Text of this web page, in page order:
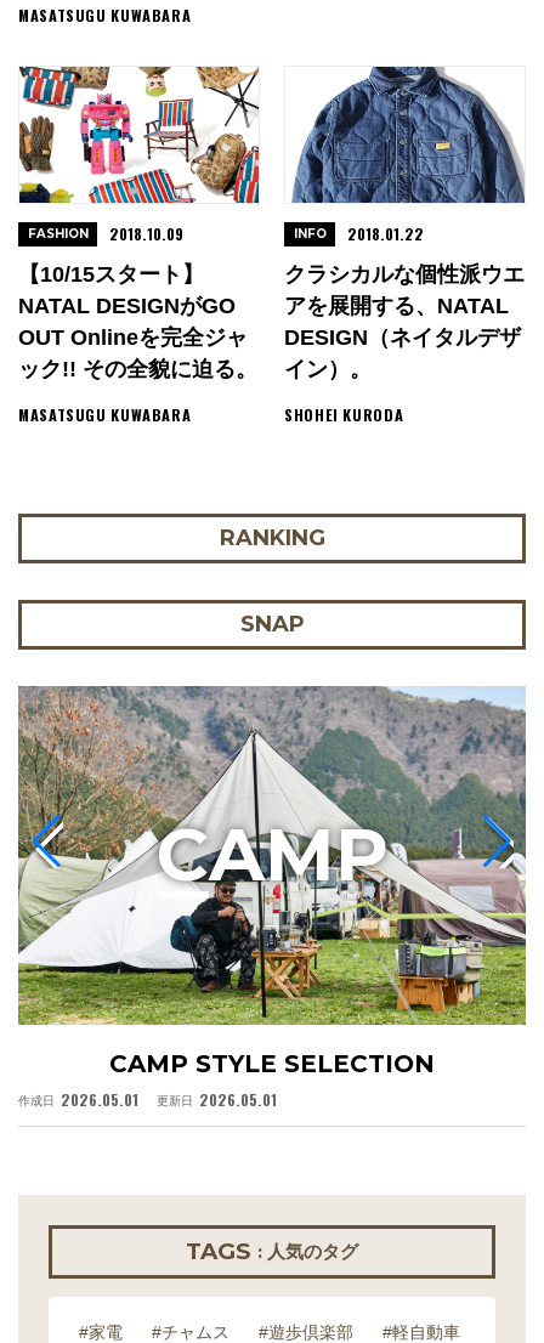
MASATSUGU KUWABARA
【10/15スタート】
NATAL DESIGNがGO
OUT Onlineを完全ジャ
ック!! その全貌に迫る。
MASATSUGU KUWABARA
FASHION 2018.10.09
クラシカルな個性派ウエ
アを展開する、NATAL
DESIGN（ネイタルデザ
イン）。
SHOHEI KURODA
INFO 2018.01.22
RANKING
SNAP
CAMP STYLE SELECTION
作成日 2026.05.01 更新日 2026.05.01
CAMP
TAGS : 人気のタグ
#家電 #チャムス #遊歩倶楽部
#軽自動車